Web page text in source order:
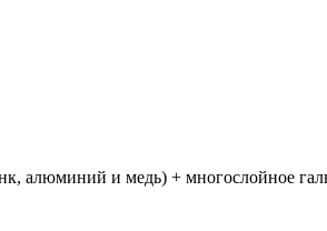
алюминий и медь) + многослойное